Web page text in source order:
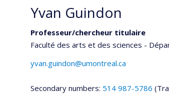
Yvan Guindon
Professeur/chercheur titulaire
Faculté des arts et des sciences -
yvan.guindon@umontreal.ca
Secondary numbers: 514 987-5786